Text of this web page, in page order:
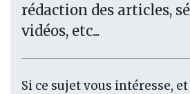
rédaction des articles,
vidéos, etc...
Si ce sujet vous intéresse,